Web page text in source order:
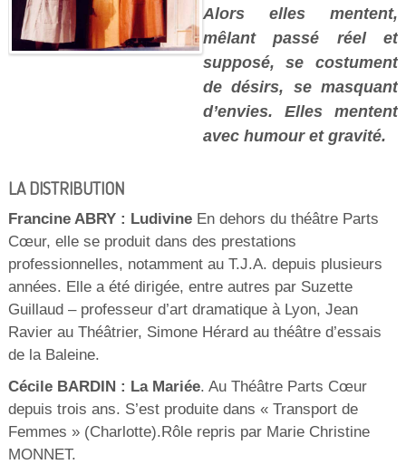
Alors elles mentent,
mêlant passé réel et
supposé, se costument
de désirs, se masquant
d’envies. Elles mentent
avec humour et gravité.
LA DISTRIBUTION
Francine ABRY : LudivineEn dehors du théâtre Parts
Cœur, elle se produit dans des prestations
professionnelles, notamment au T.J.A. depuis plusieurs
années. Elle a été dirigée, entre autres par Suzette
Guillaud – professeur d’art dramatique à Lyon, Jean
Ravier au Théâtrier, Simone Hérard au théâtre d’essais
de la Baleine.
Cécile BARDIN : La Mariée. Au Théâtre Parts Cœur
depuis trois ans. S’est produite dans « Transport de
Femmes » (Charlotte).Rôle repris par Marie Christine
MONNET.